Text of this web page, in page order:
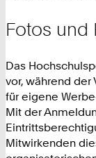
Fotos und
Das
vor, während der
für eigene
Mit der
Mitwirkenden